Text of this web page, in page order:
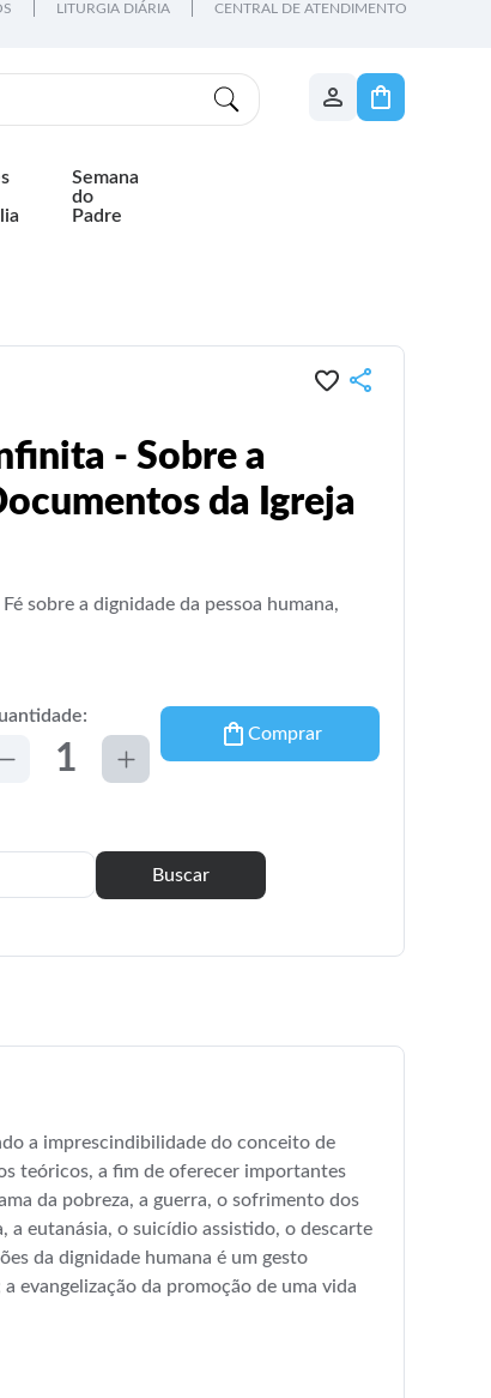
LITURGIA DIÁRIA CENTRAL DE ATENDIMENTO
Semana
do
Padre
- Sobre a
da Igreja
sobre a dignidade da pessoa humana,
Comprar
Buscar
a imprescindibilidade do conceito de
teóricos, a fim de oferecer importantes
da pobreza, a guerra, o sofrimento dos
a eutanásia, o suicídio assistido, o descarte
da dignidade humana é um gesto
evangelização da promoção de uma vida